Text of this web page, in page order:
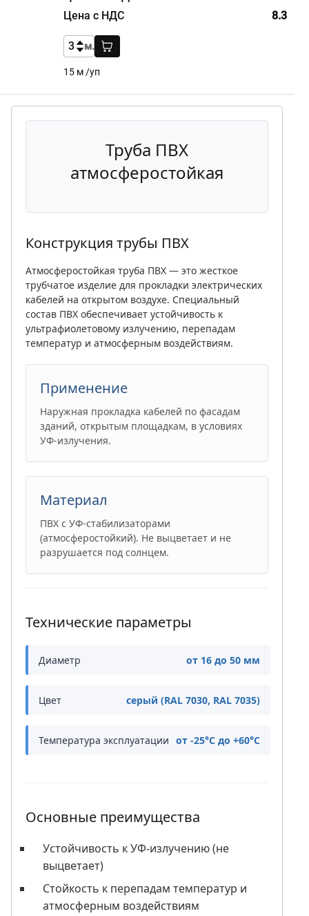
15 м /уп
8.3
м.
Труба ПВХ
атмосферостойкая
Конструкция трубы ПВХ
Атмосферостойкая труба ПВХ — это жесткое
трубчатое изделие для прокладки электрических
кабелей на открытом воздухе. Специальный
состав ПВХ обеспечивает устойчивость к
ультрафиолетовому излучению, перепадам
температур и атмосферным воздействиям.
Применение
Наружная прокладка кабелей по фасадам
зданий, открытым площадкам, в условиях
УФ-излучения.
Материал
ПВХ с УФ-стабилизаторами
(атмосферостойкий). Не выцветает и не
разрушается под солнцем.
Технические параметры
Диаметр от 16 до 50 мм
Цвет серый (RAL 7030, RAL 7035)
Температура эксплуатации от -25°C до +60°C
Основные преимущества
Устойчивость к УФ-излучению (не
выцветает)
Стойкость к перепадам температур и
атмосферным воздействиям